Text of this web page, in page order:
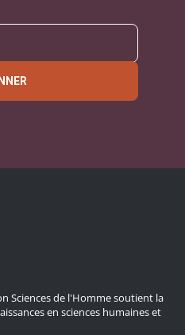
Sciences de l'Homme soutient la
en sciences humaines et